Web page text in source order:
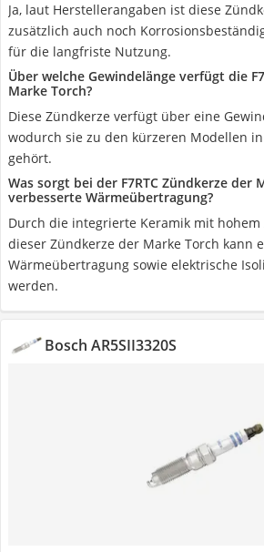
Ja, laut Herstellerangaben ist diese
zusätzlich auch noch
für die langfriste Nutzung.
Über welche Gewindelänge verfügt die
Marke Torch?
Diese Zündkerze verfügt über eine
wodurch sie zu den kürzeren Modellen
gehört.
Was sorgt bei der F7RTC Zündkerze der
verbesserte Wärmeübertragung?
Durch die integrierte Keramik mit
dieser Zündkerze der Marke Torch kann
Wärmeübertragung sowie elektrische
werden.
Bosch AR5SII3320S